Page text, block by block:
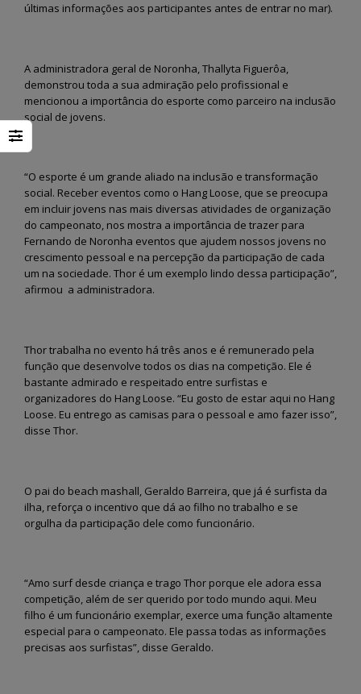
últimas informações aos participantes antes de entrar no mar).
A administradora geral de Noronha, Thallyta Figuerôa,
demonstrou toda a sua admiração pelo profissional e
mencionou a importância do esporte como parceiro na inclusão
social de jovens.
“O esporte é um grande aliado na inclusão e transformação
social. Receber eventos como o Hang Loose, que se preocupa
em incluir jovens nas mais diversas atividades de organização
do campeonato, nos mostra a importância de trazer para
Fernando de Noronha eventos que ajudem nossos jovens no
crescimento pessoal e na percepção da participação de cada
um na sociedade. Thor é um exemplo lindo dessa participação”,
afirmou a administradora.
Thor trabalha no evento há três anos e é remunerado pela
função que desenvolve todos os dias na competição. Ele é
bastante admirado e respeitado entre surfistas e
organizadores do Hang Loose. “Eu gosto de estar aqui no Hang
Loose. Eu entrego as camisas para o pessoal e amo fazer isso”,
disse Thor.
O pai do beach mashall, Geraldo Barreira, que já é surfista da
ilha, reforça o incentivo que dá ao filho no trabalho e se
orgulha da participação dele como funcionário.
“Amo surf desde criança e trago Thor porque ele adora essa
competição, além de ser querido por todo mundo aqui. Meu
filho é um funcionário exemplar, exerce uma função altamente
especial para o campeonato. Ele passa todas as informações
precisas aos surfistas”, disse Geraldo.
Mão”, um sistema digital moderno
para o recadastramento dos
moradores
3 de julho de 2026
Noronha terá Arena da
Copa para transmissão dos
Fernando de Noronha
celebra tradições juninas
com programação especial
com ações de sustentabilidade
educação ambiental
28 de maio de 2026
Fernando de Noronha
realiza II Festival
Fernando de Noronha